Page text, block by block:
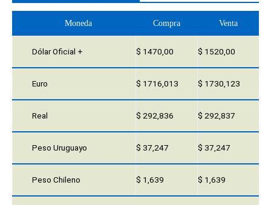
Moneda Compra Venta
Dólar Oficial + $ 1470,00 $ 1520,00
Euro $ 1716,013 $ 1730,123
Real $ 292,836 $ 292,837
Peso Uruguayo $ 37,247 $ 37,247
Peso Chileno $ 1,639 $ 1,639